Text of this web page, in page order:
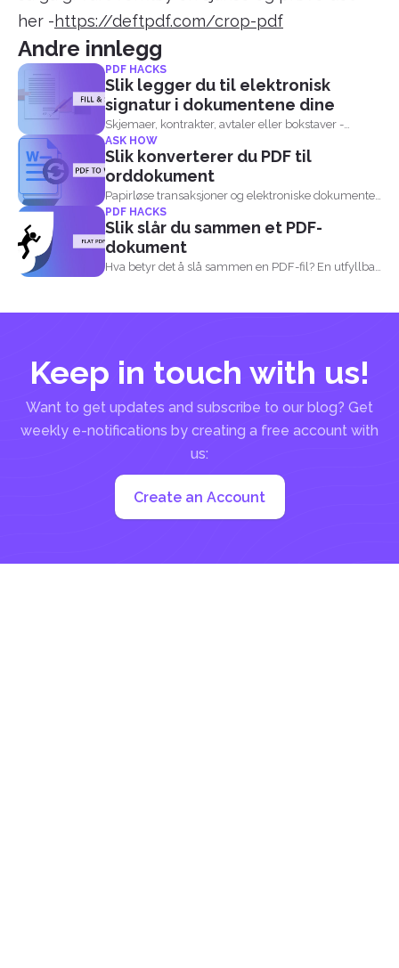
her -https://deftpdf.com/crop-pdf
Andre innlegg
PDF HACKS
Slik legger du til elektronisk
signatur i dokumentene dine
Skjemaer, kontrakter, avtaler eller bokstaver -
&nbsp; disse er i...
ASK HOW
Slik konverterer du PDF til
orddokument
Papirløse transaksjoner og elektroniske dokumenter
har definitivt gjort livet...
PDF HACKS
Slik slår du sammen et PDF-
dokument
Hva betyr det å slå sammen en PDF-fil? En utfyllbar
Keep in touch with us!
Want to get updates and subscribe to our blog? Get
weekly e-notifications by creating a free account with
us:
Create an Account